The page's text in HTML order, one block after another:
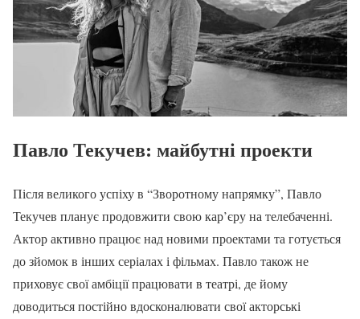
Павло Текучев: майбутні проекти
Після великого успіху в “Зворотному напрямку”, Павло
Текучев планує продовжити свою кар’єру на телебаченні.
Актор активно працює над новими проектами та готується
до зйомок в інших серіалах і фільмах. Павло також не
приховує свої амбіції працювати в театрі, де йому
доводиться постійно вдосконалювати свої акторські